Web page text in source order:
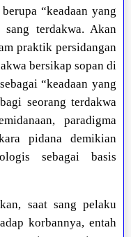
“keadaan yang
sang terdakwa. Akan
praktik persidangan
bersikap sopan di
“keadaan yang
seorang terdakwa
paradigma
pidana demikian
sebagai basis
saat sang pelaku
korbannya, entah